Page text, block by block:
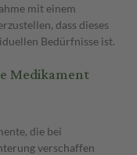
mit einem
dass dieses
Bedürfnisse ist.
Medikament
die bei
verschaffen